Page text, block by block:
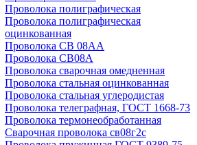
Проволока полиграфическая
Проволока полиграфическая
оцинкованная
Проволока СВ 08АА
Проволока СВ08А
Проволока сварочная омедненная
Проволока стальная оцинкованная
Проволока стальная углеродистая
Проволока телеграфная, ГОСТ 1668-73
Проволока термонеобработанная
Сварочная проволока св08г2с